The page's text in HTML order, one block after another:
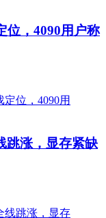
位，4090用户称
跳涨，显存紧缺